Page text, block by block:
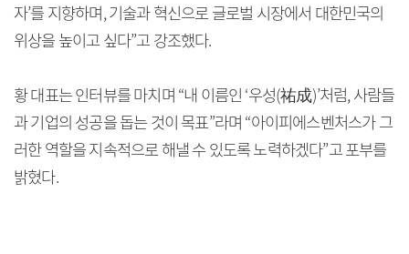
자’를 지향하며, 기술과 혁신으로 글로벌 시장에서 대한민국의
위상을 높이고 싶다”고 강조했다.
황 대표는 인터뷰를 마치며 “내 이름인 ‘우성(祐成)’처럼, 사람들
과 기업의 성공을 돕는 것이 목표”라며 “아이피에스벤처스가 그
러한 역할을 지속적으로 해낼 수 있도록 노력하겠다”고 포부를
밝혔다.